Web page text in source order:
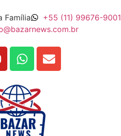
Família
+55 (11) 99676-9001